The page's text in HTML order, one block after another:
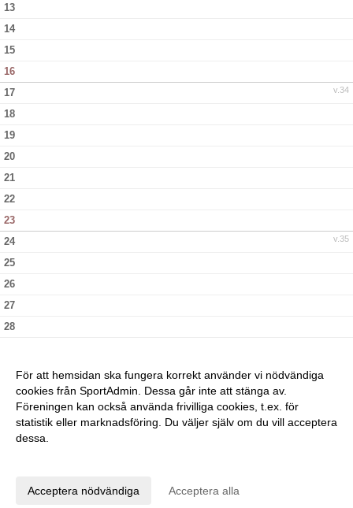
13
14
15
16
v.34
17
18
19
20
21
22
23
v.35
24
25
26
27
28
För att hemsidan ska fungera korrekt använder vi nödvändiga
cookies från SportAdmin. Dessa går inte att stänga av.
Föreningen kan också använda frivilliga cookies, t.ex. för
statistik eller marknadsföring. Du väljer själv om du vill acceptera
dessa.
Acceptera nödvändiga Acceptera alla